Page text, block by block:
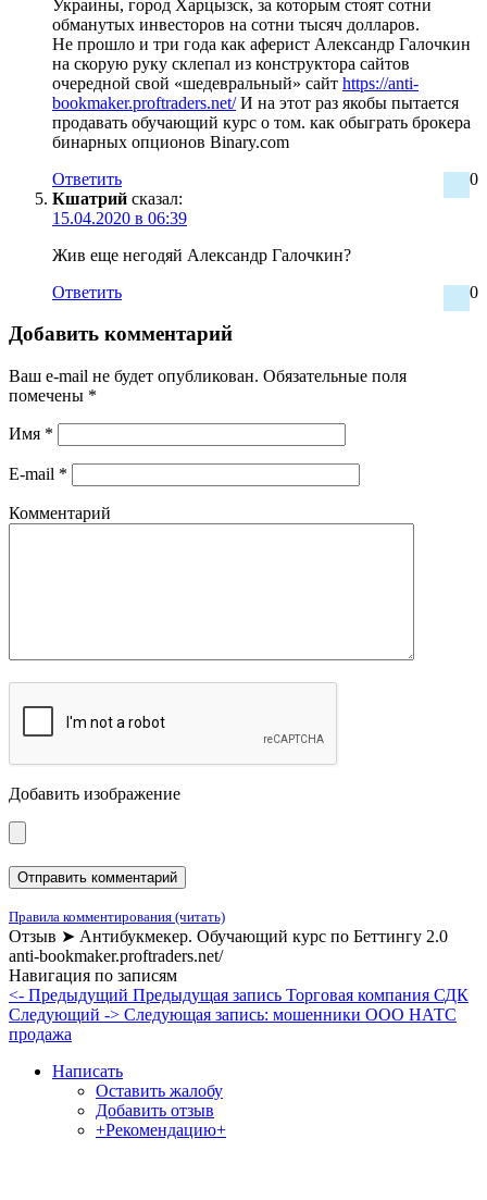
Украины, город Харцызск, за которым стоят сотни
обманутых инвесторов на сотни тысяч долларов.
Не прошло и три года как аферист Александр Галочкин
на скорую руку склепал из конструктора сайтов
очередной свой «шедевральный» сайт https://anti-
bookmaker.proftraders.net/И на этот раз якобы пытается
продавать обучающий курс о том. как обыграть брокера
бинарных опционов Binary.com
0
Ответить
Кшатрий сказал:
15.04.2020 в 06:39
Жив еще негодяй Александр Галочкин?
0
Ответить
Добавить комментарий
Ваш e-mail не будет опубликован. Обязательные поля
помечены *
Имя *
E-mail *
Комментарий
Добавить изображение
Правила комментирования (читать)
Отзыв ➤ Антибукмекер. Обучающий курс по Беттингу 2.0
anti-bookmaker.proftraders.net/
Навигация по записям
<- Предыдущий Предыдущая запись Торговая компания СДК
Следующий -> Следующая запись: мошенники ООО НАТС
продажа
Написать
Оставить жалобу
Добавить отзыв
+Рекомендацию+